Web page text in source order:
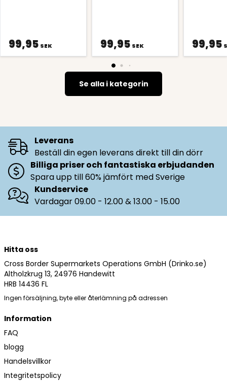
99,95 SEK 99,95 SEK 99,95
Se alla i kategorin
Leverans
Beställ din egen leverans direkt till din dörr
Billiga priser och fantastiska erbjudanden
Spara upp till 60% jämfört med Sverige
Kundservice
Vardagar 09.00 - 12.00 & 13.00 - 15.00
Hitta oss
Cross Border Supermarkets Operations GmbH (Drinko.se)
Altholzkrug 13, 24976 Handewitt
HRB 14436 FL
Ingen försäljning, byte eller återlämning på adressen
Information
FAQ
blogg
Handelsvillkor
Integritetspolicy